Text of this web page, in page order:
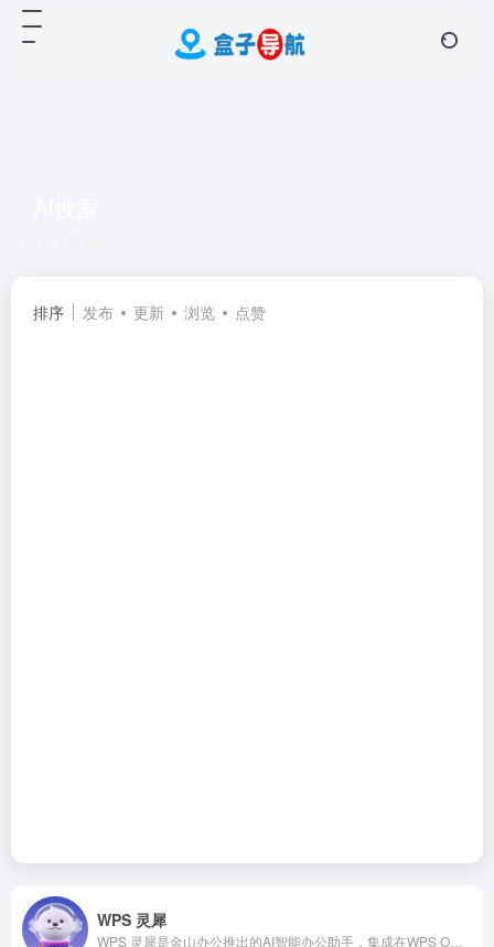
排序 发布 更新 浏览 点赞
WPS 灵犀